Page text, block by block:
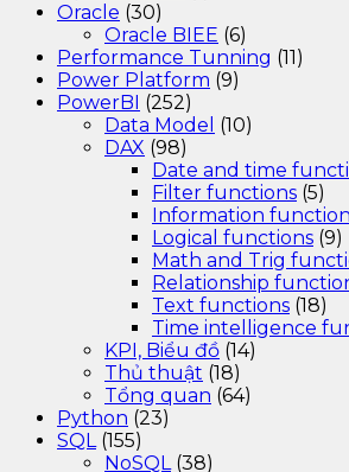
Oracle (30)
Oracle BIEE (6)
Performance Tunning (11)
Power Platform (9)
PowerBI (252)
Data Model (10)
DAX (98)
Date and time
Filter functions (5)
Information
Logical functions (9)
Math and Trig
Relationship
Text functions (18)
Time intelligence
KPI, Biểu đồ (14)
Thủ thuật (18)
Tổng quan (64)
Python (23)
SQL (155)
NoSQL (38)